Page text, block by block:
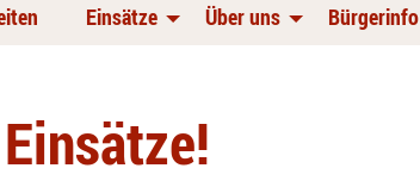
Einsätze Über uns Bürgerinfo